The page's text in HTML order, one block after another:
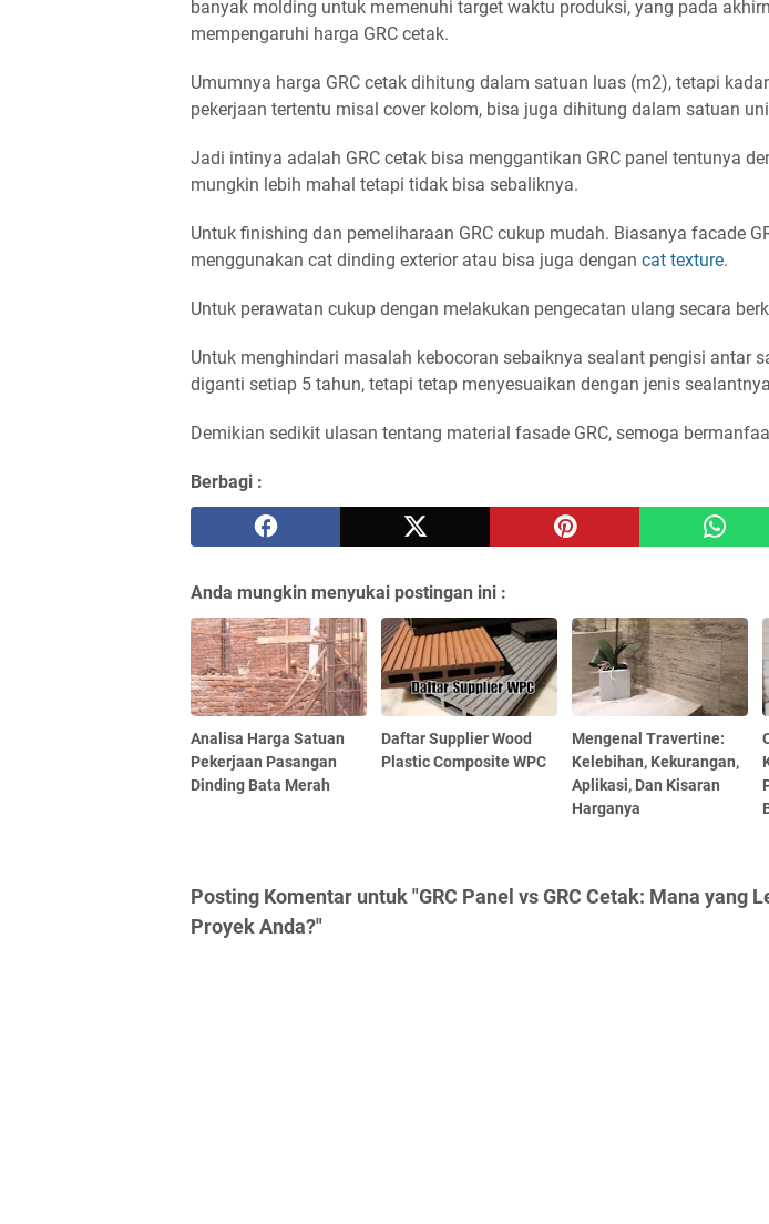
banyak molding untuk memenuhi target waktu produksi, yang pada
mempengaruhi harga GRC cetak.
Umumnya harga GRC cetak dihitung dalam satuan luas (m2), tetapi
pekerjaan tertentu misal cover kolom, bisa juga dihitung dalam satuan
Jadi intinya adalah GRC cetak bisa menggantikan GRC panel tentunya
mungkin lebih mahal tetapi tidak bisa sebaliknya.
Untuk finishing dan pemeliharaan GRC cukup mudah. Biasanya facade
menggunakan cat dinding exterior atau bisa juga dengan cat texture.
Untuk perawatan cukup dengan melakukan pengecatan ulang secara
Untuk menghindari masalah kebocoran sebaiknya sealant pengisi antar
diganti setiap 5 tahun, tetapi tetap menyesuaikan dengan jenis
Demikian sedikit ulasan tentang material fasade GRC, semoga
Berbagi :
Anda mungkin menyukai postingan ini :
Analisa Harga Satuan
Pekerjaan Pasangan
Dinding Bata Merah
Daftar Supplier Wood
Plastic Composite WPC
Mengenal Travertine:
Kelebihan, Kekurangan,
Aplikasi, Dan Kisaran
Harganya
Posting Komentar untuk "GRC Panel vs GRC Cetak: Mana yang
Proyek Anda?"